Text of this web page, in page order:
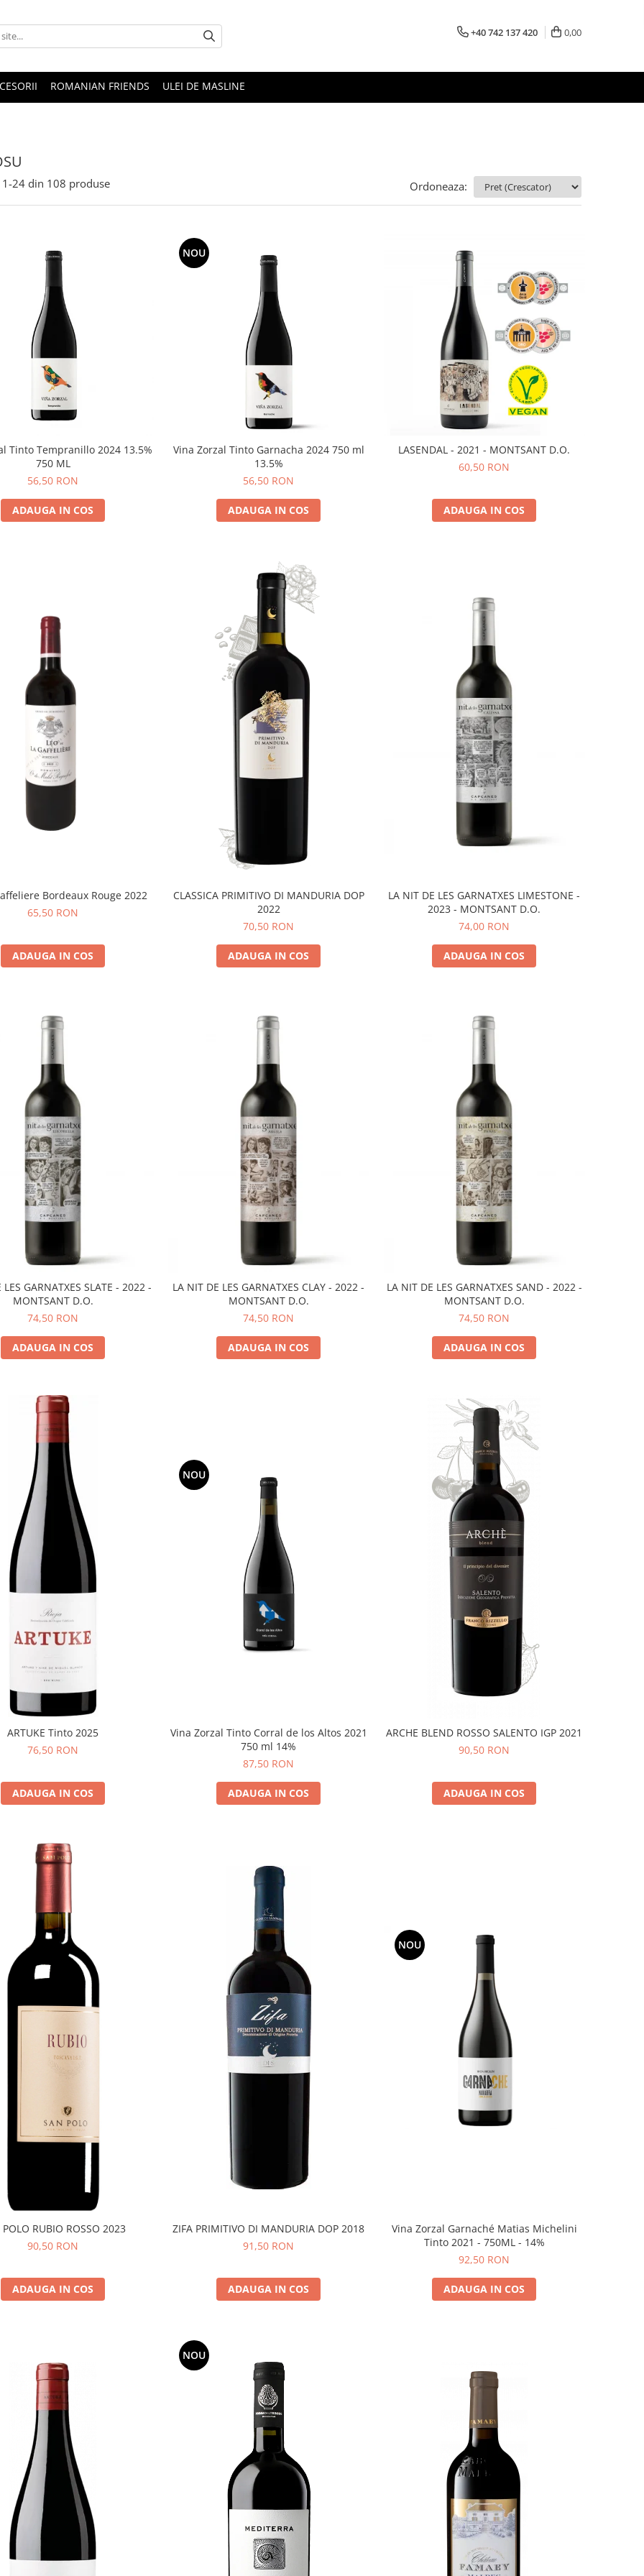
+40 742 137 420 0,00
ROMANIAN FRIENDS ULEI DE MASLINE
1-24 din 108 produse Ordoneaza:
Tinto Tempranillo 2024 13.5%
750 ML
56,50 RON
ADAUGA IN COS
NOU
Vina Zorzal Tinto Garnacha 2024 750 ml
13.5%
56,50 RON
ADAUGA IN COS
LASENDAL - 2021 - MONTSANT D.O.
60,50 RON
ADAUGA IN COS
Bordeaux Rouge 2022
65,50 RON
ADAUGA IN COS
CLASSICA PRIMITIVO DI MANDURIA DOP
2022
70,50 RON
ADAUGA IN COS
LA NIT DE LES GARNATXES LIMESTONE -
2023 - MONTSANT D.O.
74,00 RON
ADAUGA IN COS
GARNATXES SLATE - 2022 -
MONTSANT D.O.
74,50 RON
ADAUGA IN COS
LA NIT DE LES GARNATXES CLAY - 2022 -
MONTSANT D.O.
74,50 RON
ADAUGA IN COS
LA NIT DE LES GARNATXES SAND - 2022 -
MONTSANT D.O.
74,50 RON
ADAUGA IN COS
ARTUKE Tinto 2025
76,50 RON
ADAUGA IN COS
NOU
Vina Zorzal Tinto Corral de los Altos 2021
750 ml 14%
87,50 RON
ADAUGA IN COS
ARCHE BLEND ROSSO SALENTO IGP 2021
90,50 RON
ADAUGA IN COS
POLO RUBIO ROSSO 2023
90,50 RON
ADAUGA IN COS
ZIFA PRIMITIVO DI MANDURIA DOP 2018
91,50 RON
ADAUGA IN COS
NOU
Vina Zorzal Garnaché Matias Michelini
Tinto 2021 - 750ML - 14%
92,50 RON
ADAUGA IN COS
NOU